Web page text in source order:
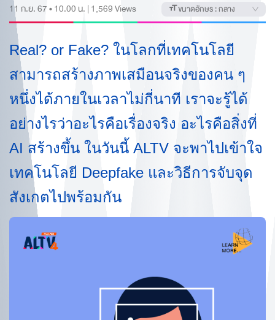
11 ก.ย. 67 • 10.00 น. | 1,569Views ขนาดอักษร :กลาง
Real? or Fake? ในโลกที่เทคโนโลยี
สามารถสร้างภาพเสมือนจริงของคน ๆ
หนึ่งได้ภายในเวลาไม่กี่นาที เราจะรู้ได้
อย่างไรว่าอะไรคือเรื่องจริง อะไรคือสิ่งที่
AI สร้างขึ้น ในวันนี้ ALTV จะพาไปเข้าใจ
เทคโนโลยี Deepfake และวิธีการจับจุด
สังเกตไปพร้อมกัน